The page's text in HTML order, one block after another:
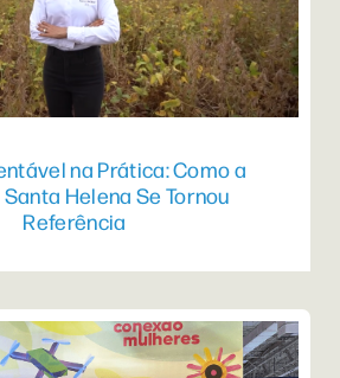
na Prática: Como a
Helena Se Tornou
Referência